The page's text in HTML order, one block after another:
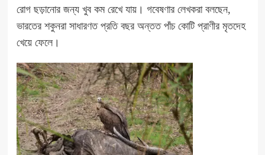
রোগ ছড়ানোর জন্য খুব কম রেখে যায়। গবেষণার লেখকরা বলছেন,
ভারতের শকুনরা সাধারণত প্রতি বছর অন্তত পাঁচ কোটি প্রাণীর মৃতদেহ
খেয়ে ফেলে।